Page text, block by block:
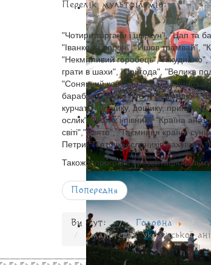
Перелік мультфільмів:
"Чотири таргани і цвіркун", "Цап та
"Іванко та ворон", "Йшов трамвай",
"Некмітливий
грати в шахи", "Пригода", "Велика
"Сонячний коровай", "Вася і
барабан", "Було літо", "Ведмедик",
курчат", "Дощику, дощику, припусти",
ослик", "Котик і півник", "Країна
світі","Свято", "Таємниця країни
Петрик П'яточкін слоників рахував",
Також у програмі презентація
Попередня
Ви тут: Головна
майстерня української